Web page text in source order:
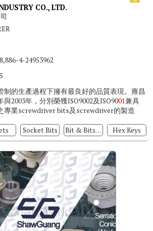
CO., LTD.
4-24953962
制的生產過程下擁有最良好的品質表現。雍昌
與2003年，分別榮獲ISO9002及ISO9001兼具
專業screwdriver bits及screwdriver的製造
整的生產線， 所有...
Socket Bits Bit & Bits Sets Hex Keys